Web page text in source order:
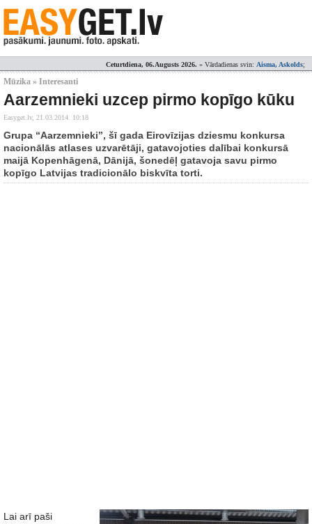
Ceturtdiena, 06.Augusts 2026. » Vārdadienas svin: Aisma, Askolds;
Mūzika » Interesanti
Aarzemnieki uzcep pirmo kopīgo kūku
Easyget.lv, 21.03.2014. 10:18
Grupa “Aarzemnieki”, šī gada Eirovīzijas dziesmu konkursa
nacionālās atlases uzvarētāji, gatavojoties dalībai konkursā
maijā Kopenhāgenā, Dānijā, šonedēļ gatavoja savu pirmo
kopīgo Latvijas tradicionālo biskvīta torti.
Lai arī paši